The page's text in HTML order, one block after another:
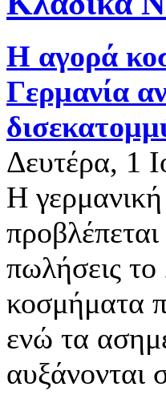
Η αγορά
Γερμανία
Δευτέρα, 1
Η
πωλήσεις
κοσμήματα
ενώ τα
αυξάνονται